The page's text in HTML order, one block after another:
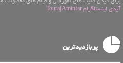
آیدی اینستاگرام TourajAminfar
پربازدیدترین